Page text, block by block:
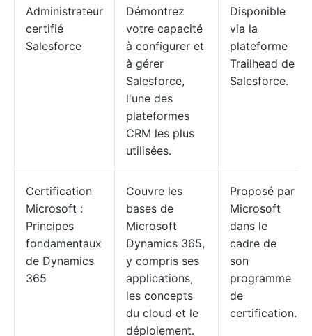
Administrateur
certifié
Salesforce
Démontrez
votre capacité
à configurer et
à gérer
Salesforce,
l'une des
plateformes
CRM les plus
utilisées.
Disponible
via la
plateforme
Trailhead de
Salesforce.
Certification
Microsoft :
Principes
fondamentaux
de Dynamics
365
Couvre les
bases de
Microsoft
Dynamics 365,
y compris ses
applications,
les concepts
du cloud et le
déploiement.
Proposé par
Microsoft
dans le
cadre de
son
programme
de
certification.